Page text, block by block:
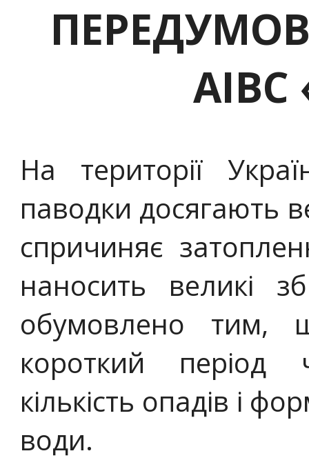
АІВС
На території
паводки досягають
спричиняє
наносить великі
обумовлено тим,
короткий період
кількість опадів і
води.